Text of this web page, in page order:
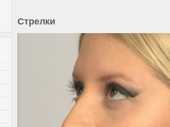
Стрелки